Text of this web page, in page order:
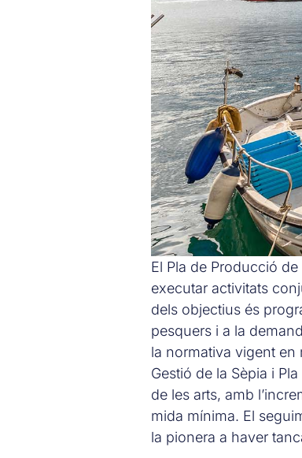
El Pla de Producció
executar activitats
dels objectius és
pesquers i a la
la normativa vigent en
Gestió de la Sèpia i
de les arts, amb
mida mínima. El
la pionera a haver